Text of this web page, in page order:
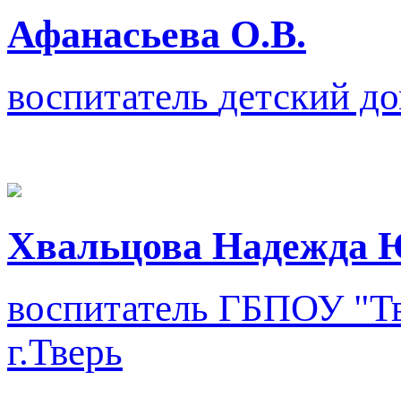
Афанасьева О.В.
воспитатель детский
Хвальцова Надежда
воспитатель ГБПОУ
г.Тверь